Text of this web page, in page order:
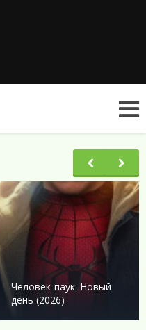
Человек-паук: Новый
день (2026)